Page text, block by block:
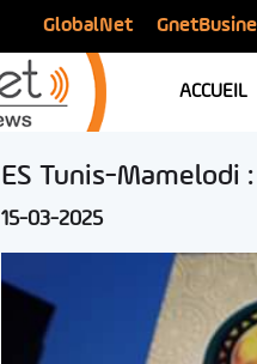
GlobalNet
ACCUEIL
ES Tunis-Mamelodi
15-03-2025